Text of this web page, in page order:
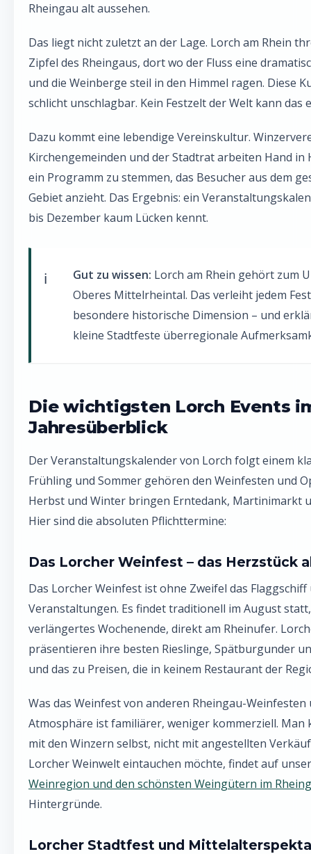
Rheingau alt aussehen.
Das liegt nicht zuletzt an der Lage. Lorch am Rhein
Zipfel des Rheingaus, dort wo der Fluss eine
und die Weinberge steil in den Himmel ragen. Diese
schlicht unschlagbar. Kein Festzelt der Welt kann das
Dazu kommt eine lebendige Vereinskultur.
Kirchengemeinden und der Stadtrat arbeiten Hand in
ein Programm zu stemmen, das Besucher aus dem
Gebiet anzieht. Das Ergebnis: ein
bis Dezember kaum Lücken kennt.
Gut zu wissen: Lorch am Rhein gehört zum
Oberes Mittelrheintal. Das verleiht jedem
besondere historische Dimension – und
kleine Stadtfeste überregionale
Die wichtigsten Lorch Events
Jahresüberblick
Der Veranstaltungskalender von Lorch folgt einem
Frühling und Sommer gehören den Weinfesten und
Herbst und Winter bringen Erntedank, Martinimarkt
Hier sind die absoluten Pflichttermine:
Das Lorcher Weinfest – das Herzstück
Das Lorcher Weinfest ist ohne Zweifel das
Veranstaltungen. Es findet traditionell im August
verlängertes Wochenende, direkt am Rheinufer.
präsentieren ihre besten Rieslinge, Spätburgunder
und das zu Preisen, die in keinem Restaurant der
Was das Weinfest von anderen Rheingau-Weinfesten
Atmosphäre ist familiärer, weniger kommerziell. Man
mit den Winzern selbst, nicht mit angestellten
Lorcher Weinwelt eintauchen möchte, findet auf
Weinregion und den schönsten Weingütern im
Hintergründe.
Lorcher Stadtfest und